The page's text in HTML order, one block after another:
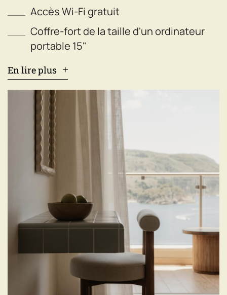
Accès Wi-Fi gratuit
Coffre-fort de la taille d'un ordinateur
portable 15"
En lire plus